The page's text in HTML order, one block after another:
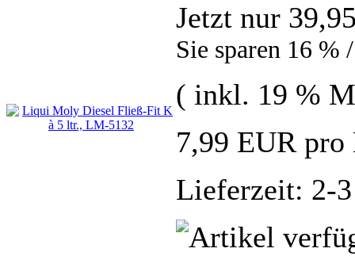
Jetzt nur
Sie sparen 16 %
( inkl. 19 %
7,99 EUR
Lieferzeit: 2-3